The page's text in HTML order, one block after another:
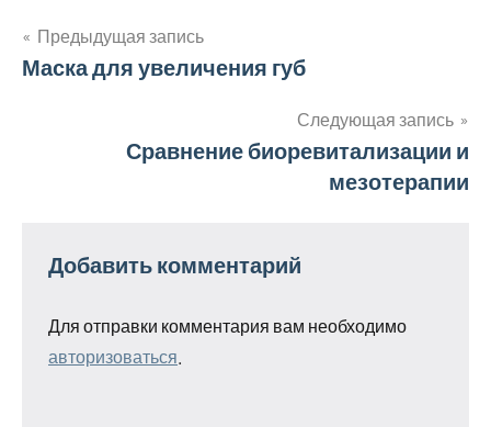
Навигация
записям
Предыдущая запись
Маска для увеличения губ
Следующая запись
Сравнение биоревитализации и
мезотерапии
Добавить комментарий
Для отправки комментария вам необходимо
авторизоваться